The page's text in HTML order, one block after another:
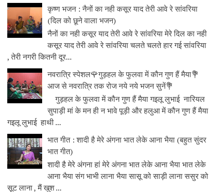
कृष्ण भजन : नैनों का नही कसूर याद तेरी आवे रे सांवरिया
(दिल को छूने वाला भजन)
नैनों का नही कसूर याद तेरी आवे रे सांवरिया मेरे दिल का नही
कसूर याद तेरी आवे रे सांवरिया चलते चलते हार गई सांवरिया
, तेरी नगरी कितनी दूर...
नवरात्रि स्पेशल🌹गुड़हल के फुलवा में कौन गुण हैं मैया💐
आज से नवरात्रि तक रोज नये नये भजन सुनें💐
गुड़हल के फुलवा में कौन गुण हैं मैया गइलू लुभाई नारियल
सुपाड़ी मां के मन ही न भावे पूड़ी और हलुआ में कौन गुण हैं मैया
गइलू लुभाई हाथी ...
भात गीत : शादी है मेरे अंगना भात लेके आना भैया (बहुत सुंदर
भात गीत)
शादी है मेरे अंगना हां मेरे अंगना भात लेके आना भैया भात लेके
आना भैया संग भाभी लाना भैया सासू को साड़ी लाना ससुर को
सूट लाना , मैं खुश ...